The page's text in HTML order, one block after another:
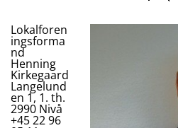
Lokalforen
ingsforma
nd
Henning
Kirkegaard
Langelund
en 1, 1. th.
2990 Nivå
+45 22 96